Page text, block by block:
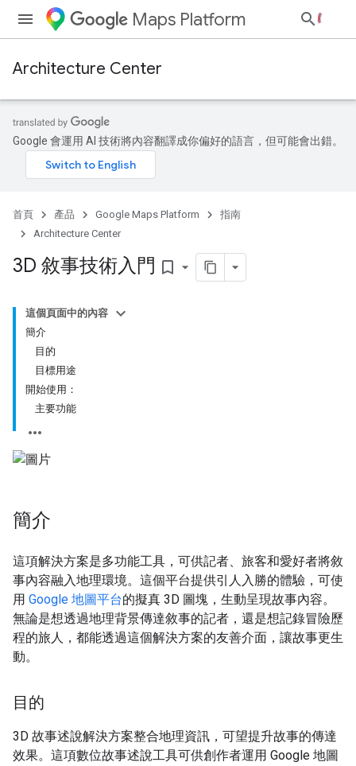
Maps Platform
Architecture Center
Google 會運用 AI 技術將內容翻譯成你偏好的語言，但可能會出錯。
首頁 產品 Google Maps Platform
指南
Architecture Center
3D 敘事技術入門 bookmark_border
這個頁面中的內容
簡介
目的
目標用途
開始使用：
主要功能
簡介
這項解決方案是多功能工具，可供記者、旅客和愛好者將敘
事內容融入地理環境。這個平台提供引人入勝的體驗，可使
用 Google 地圖平台的擬真 3D 圖塊，生動呈現故事內容。
無論是想透過地理背景傳達敘事的記者，還是想記錄冒險歷
程的旅人，都能透過這個解決方案的友善介面，讓故事更生
動。
目的
3D 故事述說解決方案整合地理資訊，可望提升故事的傳達
效果。這項數位故事述說工具可供創作者運用 Google 地圖